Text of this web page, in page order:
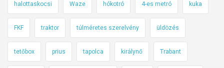
e
r
i
o
k
o
z
halottaskocsi Waze hókotró 4-es metró kuka
FKF traktor túlméretes szerelvény üldözés
tetőbox prius tapolca királynő Trabant